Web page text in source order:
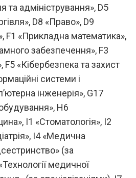
та адміністрування», D5
D8 «Право», D9
F1 «Прикладна математика»,
забезпечення», F3
F5 «Кібербезпека та захист
системи і
інженерія», G17
H6
I1 «Стоматологія», I2
I4 «Медична
(за
медичної